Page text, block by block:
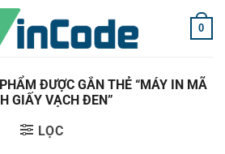
0
ĐƯỢC GẮN THẺ “MÁY IN MÃ
GIẤY VẠCH ĐEN”
LỌC